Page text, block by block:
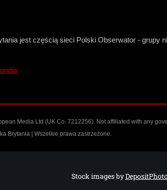
jest częścią sieci Polski Obserwator - grupy
Media Ltd (UK Co. 7212256). Not affiliated with any
Brytania | Wszelkie prawa zastrzeżone.
Stock images by